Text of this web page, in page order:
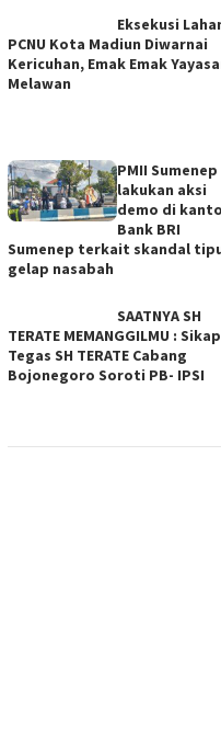
Eksekusi
PCNU Kota Madiun Diwarnai
Kericuhan, Emak Emak
Melawan
PMII Sumenep
lakukan aksi
demo di
Bank BRI
Sumenep terkait skandal
gelap nasabah
SAATNYA SH
TERATE MEMANGGILMU : Sikap
Tegas SH TERATE Cabang
Bojonegoro Soroti PB- IPSI